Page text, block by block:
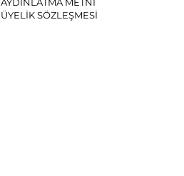
AYDINLATMA METNİ
ÜYELİK SÖZLEŞMESİ